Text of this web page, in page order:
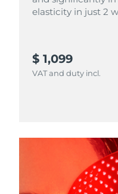
elasticity in just 2
$ 1,099
VAT and duty incl.